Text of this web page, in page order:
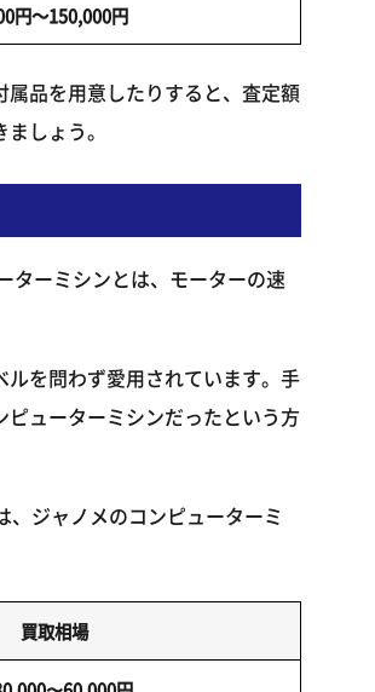
円～150,000円
品を用意したりすると、査定額
しょう。
ターミシンとは、モーターの速
を問わず愛用されています。手
ューターミシンだったという方
ジャノメのコンピューターミ
買取相場